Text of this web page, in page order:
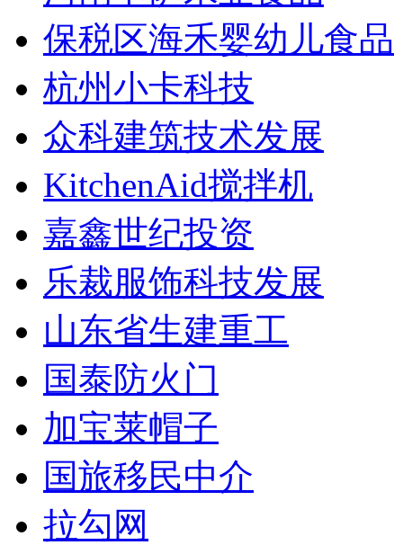
保税区海禾婴幼儿食品
杭州小卡科技
众科建筑技术发展
KitchenAid搅拌机
嘉鑫世纪投资
乐裁服饰科技发展
山东省生建重工
国泰防火门
加宝莱帽子
国旅移民中介
拉勾网